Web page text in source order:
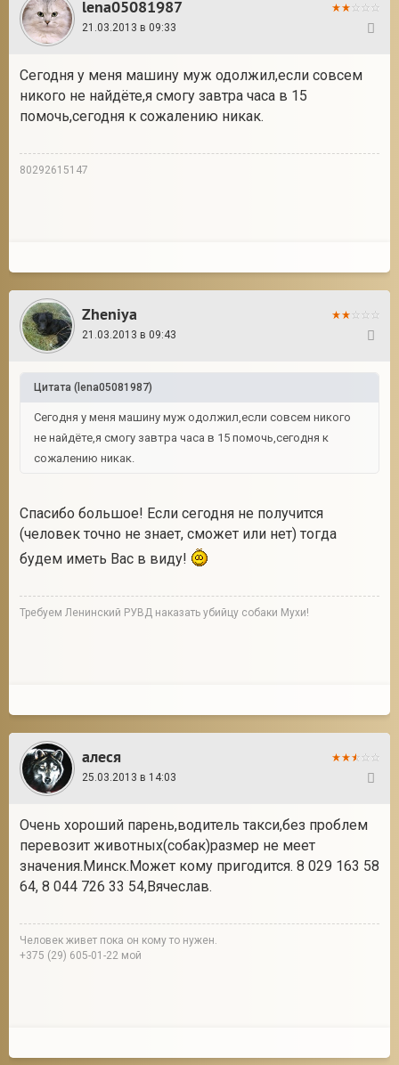
lena05081987
21.03.2013 в 09:33
Сегодня у меня машину муж одолжил,если совсем
никого не найдёте,я смогу завтра часа в 15
помочь,сегодня к сожалению никак.
80292615147
Zheniya
21.03.2013 в 09:43
Цитата ( lena05081987)
Сегодня у меня машину муж одолжил,если совсем никого
не найдёте,я смогу завтра часа в 15 помочь,сегодня к
сожалению никак.
Спасибо большое! Если сегодня не получится
(человек точно не знает, сможет или нет) тогда
будем иметь Вас в виду!
Требуем Ленинский РУВД наказать убийцу собаки Мухи!
алеся
25.03.2013 в 14:03
Очень хороший парень,водитель такси,без проблем
перевозит животных(собак)размер не меет
значения.Минск.Может кому пригодится. 8 029 163 58
64, 8 044 726 33 54,Вячеслав.
Человек живет пока он кому то нужен.
+375 (29) 605-01-22 мой